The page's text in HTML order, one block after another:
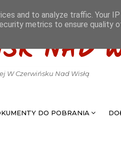
NAD
W Czerwińsku Nad Wisłą
DO POBRANIA
and to analyze traffic. Your
metrics to ensure quality